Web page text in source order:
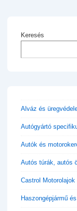
Keresés
Alváz és
Autógyártó
Autók és
Autós túrák, autós
Castrol Motorolajok
Haszongépjármű